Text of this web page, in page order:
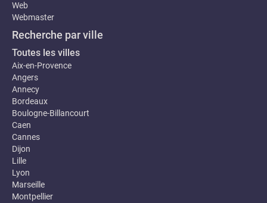
Web
Webmaster
Recherche par ville
Toutes les villes
Aix-en-Provence
Angers
Annecy
Bordeaux
Boulogne-Billancourt
Caen
Cannes
Dijon
Lille
Lyon
Marseille
Montpellier